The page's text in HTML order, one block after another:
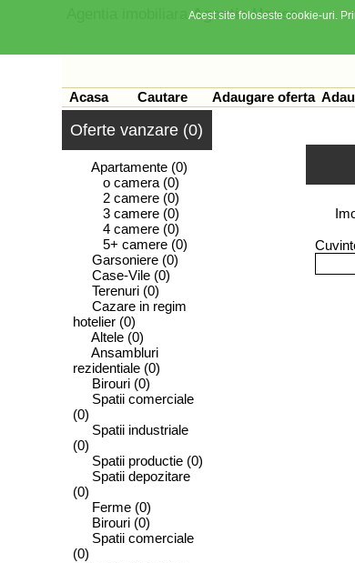
Agentia imobiliaraAgentia House
Acasa Cautare Adaugare oferta
Oferte vanzare (0)
Apartamente(0)
o camera(0)
2 camere(0)
3 camere(0)
4 camere(0)
5+ camere(0)
Garsoniere(0)
Case-Vile(0)
Terenuri(0)
Cazare in regim
hotelier(0)
Altele(0)
Ansambluri
rezidentiale(0)
Birouri(0)
Spatii comerciale
(0)
Spatii industriale
(0)
Spatii productie(0)
Spatii depozitare
(0)
Ferme(0)
Birouri(0)
Spatii comerciale
(0)
Acest site foloseste cookie-uri.